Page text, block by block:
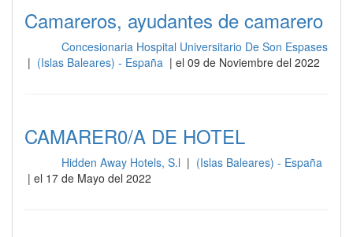
Camareros, ayudantes de camarero
Concesionaria Hospital Universitario De Son Espases
| (Islas Baleares) - España | el 09 de Noviembre del 2022
CAMARER0/A DE HOTEL
Hidden Away Hotels, S.l | (Islas Baleares) - España
| el 17 de Mayo del 2022